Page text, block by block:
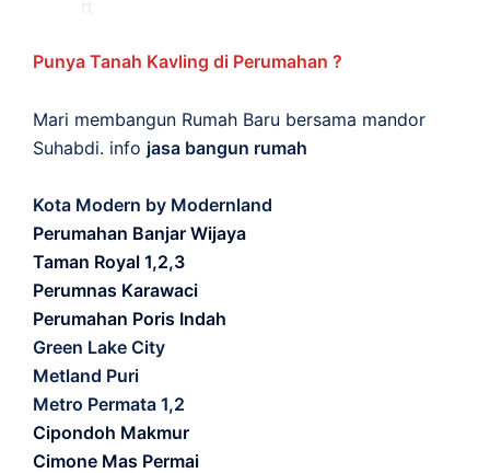
Punya Tanah Kavling di Perumahan ?
Mari membangun Rumah Baru bersama mandor
Suhabdi. info jasa bangun rumah
Kota Modern by Modernland
Perumahan Banjar Wijaya
Taman Royal 1,2,3
Perumnas Karawaci
Perumahan Poris Indah
Green Lake City
Metland Puri
Metro Permata 1,2
Cipondoh Makmur
Cimone Mas Permai